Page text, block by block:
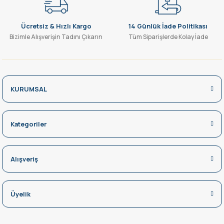
Ücretsiz & Hızlı Kargo
Bizimle Alışverişin Tadını Çıkarın
14 Günlük İade Politikası
Tüm Siparişlerde Kolay İade
KURUMSAL
Kategoriler
Alışveriş
Üyelik